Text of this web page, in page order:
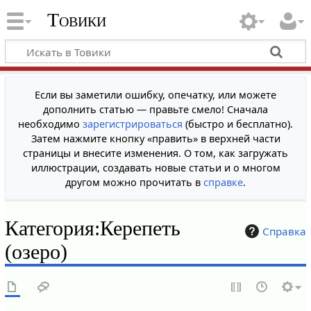
Товики
Если вы заметили ошибку, опечатку, или можете
дополнить статью — правьте смело! Сначала
необходимо зарегистрироваться (быстро и бесплатно).
Затем нажмите кнопку «править» в верхней части
страницы и внесите изменения. О том, как загружать
иллюстрации, создавать новые статьи и о многом
другом можно прочитать в справке.
Справка
Категория:Керепеть
(озеро)